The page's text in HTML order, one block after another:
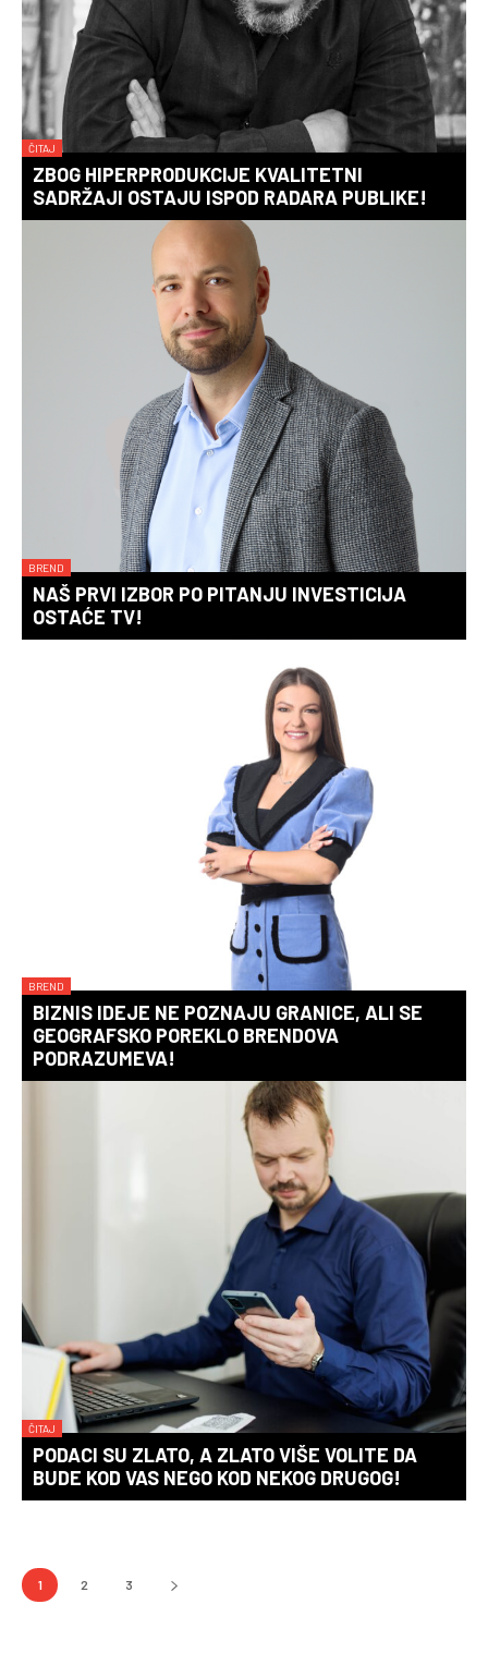
ČITAJ
ZBOG HIPERPRODUKCIJE KVALITETNI
SADRŽAJI OSTAJU ISPOD RADARA PUBLIKE!
BREND
NAŠ PRVI IZBOR PO PITANJU INVESTICIJA
OSTAĆE TV!
BREND
BIZNIS IDEJE NE POZNAJU GRANICE, ALI SE
GEOGRAFSKO POREKLO BRENDOVA
PODRAZUMEVA!
ČITAJ
PODACI SU ZLATO, A ZLATO VIŠE VOLITE DA
BUDE KOD VAS NEGO KOD NEKOG DRUGOG!
1 2 3